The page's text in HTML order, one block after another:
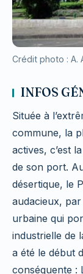
Crédit photo : A.
INFOS
Située à
commune, la
actives, c’est
de son port.
désertique, le
audacieux, par
urbaine qui
industrielle de
a été le début
conséquente :